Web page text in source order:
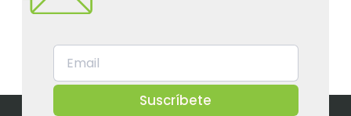
Suscríbete